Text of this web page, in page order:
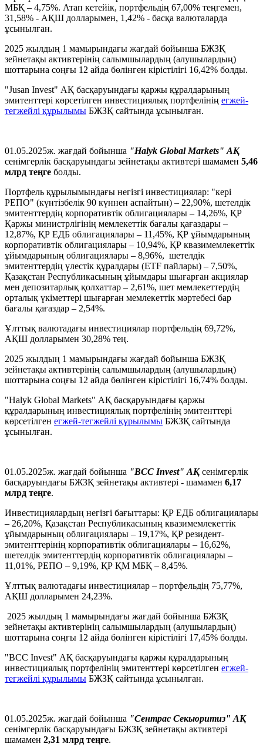
МБҚ – 4,75%. Атап кетейік, портфельдің 67,00% теңгемен,
31,58% - АҚШ долларымен, 1,42% - басқа валюталарда
ұсынылған.
2025 жылдың 1 мамырындағы жағдай бойынша БЖЗҚ
зейнетақы активтерінің салымшылардың (алушылардың)
шоттарына соңғы 12 айда бөлінген кірістілігі 16,42% болды.
"Jusan Invest" АҚ басқаруындағы қаржы құралдарының
эмитенттері көрсетілген инвестициялық портфелінің егжей-
тегжейлі құрылымы БЖЗҚ сайтында ұсынылған.
01.05.2025ж. жағдай бойынша "Halyk Global Markets" АҚ
сенімгерлік басқаруындағы зейнетақы активтері шамамен 5,46
млрд теңге болды.
Портфель құрылымындағы негізгі инвестициялар: "кері
РЕПО" (күнтізбелік 90 күннен аспайтын) – 22,90%, шетелдік
эмитенттердің корпоративтік облигациялары – 14,26%, ҚР
Қаржы министрлігінің мемлекеттік бағалы қағаздары –
12,87%, ҚР ЕДБ облигациялары – 11,45%, ҚР ұйымдарының
корпоративтік облигациялары – 10,94%, ҚР квазимемлекеттік
ұйымдарының облигациялары – 8,96%, шетелдік
эмитенттердің үлестік құралдары (ETF пайлары) – 7,50%,
Қазақстан Республикасының ұйымдары шығарған акциялар
мен депозитарлық қолхаттар – 2,61%, шет мемлекеттердің
орталық үкіметтері шығарған мемлекеттік мәртебесі бар
бағалы қағаздар – 2,54%.
Ұлттық валютадағы инвестициялар портфельдің 69,72%,
АҚШ долларымен 30,28% тең.
2025 жылдың 1 мамырындағы жағдай бойынша БЖЗҚ
зейнетақы активтерінің салымшылардың (алушылардың)
шоттарына соңғы 12 айда бөлінген кірістілігі 16,74% болды.
"Halyk Global Markets" АҚ басқаруындағы қаржы
құралдарының инвестициялық портфелінің эмитенттері
көрсетілген егжей-тегжейлі құрылымы БЖЗҚ сайтында
ұсынылған.
01.05.2025ж. жағдай бойынша "BCC Invest" АҚсенімгерлік
басқаруындағы БЖЗҚ зейнетақы активтері - шамамен 6,17
млрд теңге.
Инвестициялардың негізгі бағыттары: ҚР ЕДБ облигациялары
– 26,20%, Қазақстан Республикасының квазимемлекеттік
ұйымдарының облигациялары – 19,17%, ҚР резидент-
эмитенттерінің корпоративтік облигациялары – 16,62%,
шетелдік эмитенттердің корпоративтік облигациялары –
11,01%, РЕПО – 9,19%, ҚР ҚМ МБҚ – 8,45%.
Ұлттық валютадағы инвестициялар – портфельдің 75,77%,
АҚШ долларымен 24,23%.
2025 жылдың 1 мамырындағы жағдай бойынша БЖЗҚ
зейнетақы активтерінің салымшылардың (алушылардың)
шоттарына соңғы 12 айда бөлінген кірістілігі 17,45% болды.
"BCC Invest" АҚ басқаруындағы қаржы құралдарының
инвестициялық портфелінің эмитенттері көрсетілген егжей-
тегжейлі құрылымы БЖЗҚ сайтында ұсынылған.
01.05.2025ж. жағдай бойынша "Сентрас Секьюритиз" АҚ
сенімгерлік басқаруындағы БЖЗҚ зейнетақы активтері
шамамен 2,31 млрд теңге.